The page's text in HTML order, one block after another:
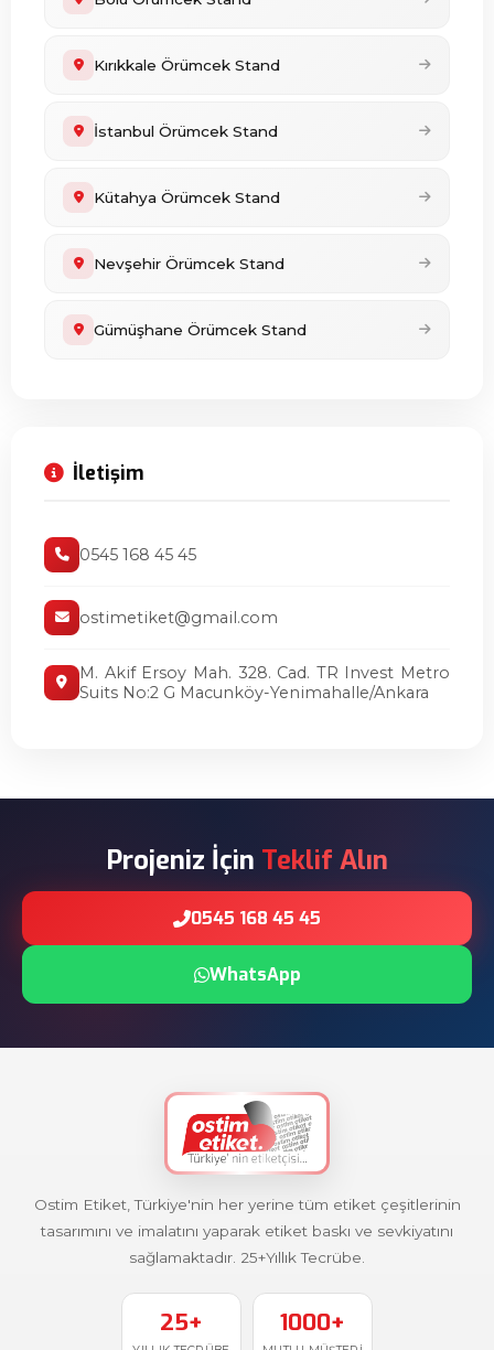
Kırıkkale Örümcek Stand
İstanbul Örümcek Stand
Kütahya Örümcek Stand
Nevşehir Örümcek Stand
Gümüşhane Örümcek Stand
İletişim
0545 168 45 45
ostimetiket@gmail.com
M. Akif Ersoy Mah. 328. Cad. TR Invest Metro
Suits No:2 G Macunköy-Yenimahalle/Ankara
Projeniz İçin Teklif Alın
0545 168 45 45
WhatsApp
Ostim Etiket, Türkiye'nin her yerine tüm etiket çeşitlerinin
tasarımını ve imalatını yaparak etiket baskı ve sevkiyatını
sağlamaktadır. 25+Yıllık Tecrübe.
25+ 1000+